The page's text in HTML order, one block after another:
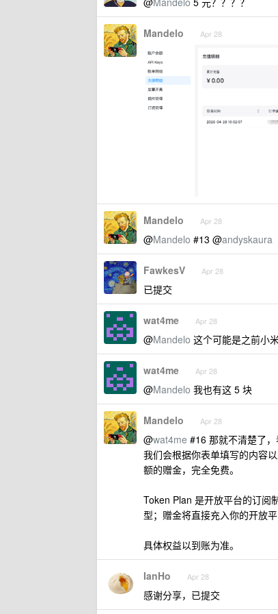
Mandelo Apr 28
Mandelo Apr 28
@Mandelo #13 @andyskaura
FawkesV Apr 28
已提交
wat4me Apr 28
@Mandelo 这个可能是之前小
wat4me Apr 28
@Mandelo 我也有这 5 块
Mandelo Apr 28
@wat4me #16 那就不清楚了
我们会根据你表单填写的内容
额的赠金，完全免费。
Token Plan 是开放平台的订阅
型；赠金将直接充入你的开放
具体权益以到账为准。
IanHo Apr 28
感谢分享，已提交